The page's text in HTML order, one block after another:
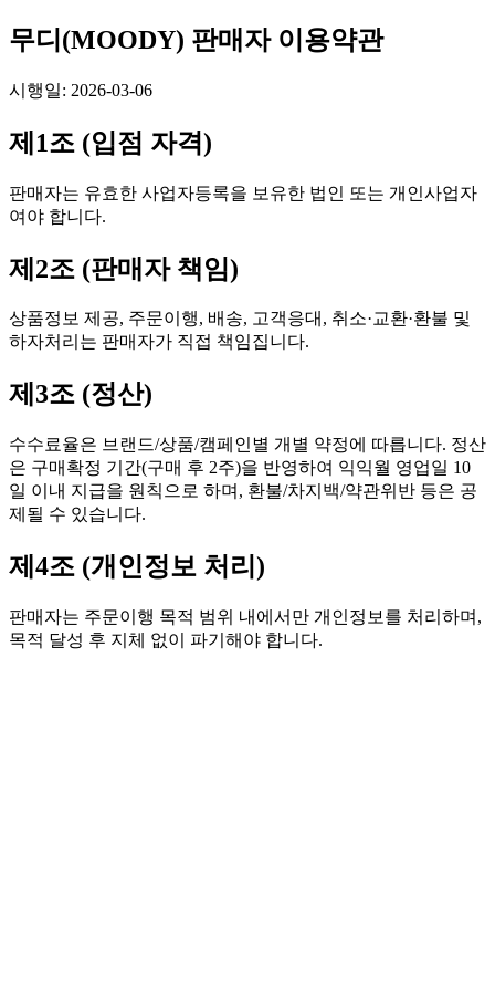
무디(MOODY) 판매자 이용약관
시행일: 2026-03-06
제1조 (입점 자격)
판매자는 유효한 사업자등록을 보유한 법인 또는 개인사업자
여야 합니다.
제2조 (판매자 책임)
상품정보 제공, 주문이행, 배송, 고객응대, 취소·교환·환불 및
하자처리는 판매자가 직접 책임집니다.
제3조 (정산)
수수료율은 브랜드/상품/캠페인별 개별 약정에 따릅니다. 정산
은 구매확정 기간(구매 후 2주)을 반영하여 익익월 영업일 10
일 이내 지급을 원칙으로 하며, 환불/차지백/약관위반 등은 공
제될 수 있습니다.
제4조 (개인정보 처리)
판매자는 주문이행 목적 범위 내에서만 개인정보를 처리하며,
목적 달성 후 지체 없이 파기해야 합니다.